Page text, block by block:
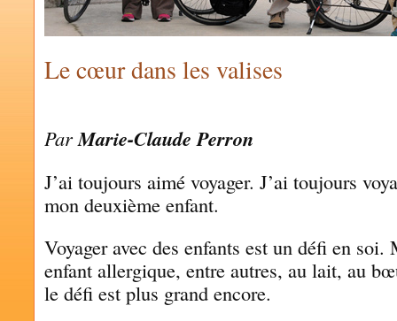
Le cœur dans les valises
ParMarie-Claude Perron
J’ai toujours aimé voyager. J’ai toujours
mon deuxième enfant.
Voyager avec des enfants est un défi en soi.
enfant allergique, entre autres, au lait, au
le défi est plus grand encore.